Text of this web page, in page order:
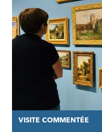
VISITE COMMENTÉE